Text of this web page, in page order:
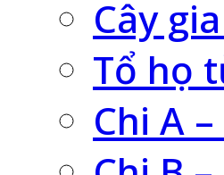
Cây
Tổ họ
Chi A